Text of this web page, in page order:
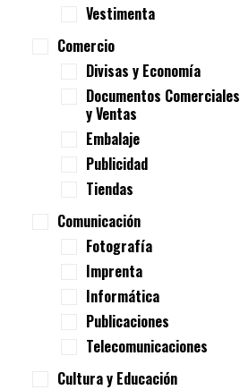
Vestimenta
Comercio
Divisas y Economía
Documentos Comerciales
y Ventas
Embalaje
Publicidad
Tiendas
Comunicación
Fotografía
Imprenta
Informática
Publicaciones
Telecomunicaciones
Cultura y Educación